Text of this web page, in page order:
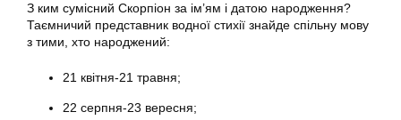
З ким сумісний Скорпіон за ім’ям і датою народження?
Таємничий представник водної стихії знайде спільну мову
з тими, хто народжений:
21 квітня-21 травня;
22 серпня-23 вересня;